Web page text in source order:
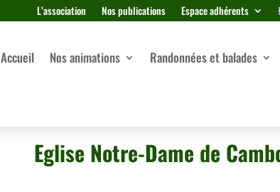
L’association Nos publications Espace adhérents
Accueil Nos animations Randonnées et balades
Eglise Notre-Dame de